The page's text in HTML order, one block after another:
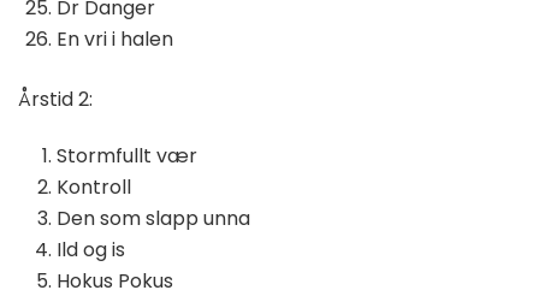
Dr Danger
En vri i halen
Årstid 2:
Stormfullt vær
Kontroll
Den som slapp unna
Ild og is
Hokus Pokus